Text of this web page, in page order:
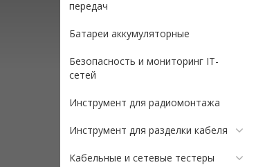
передач
Батареи аккумуляторные
Безопасность и мониторинг IT-
сетей
Инструмент для радиомонтажа
Инструмент для разделки кабеля
Кабельные и сетевые тестеры